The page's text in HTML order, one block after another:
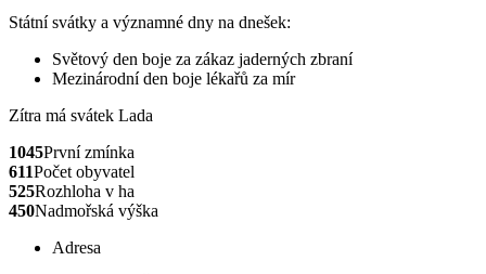
Státní svátky a významné dny na dnešek:
Světový den boje za zákaz jaderných zbraní
Mezinárodní den boje lékařů za mír
Zítra má svátek Lada
1045První zmínka
611Počet obyvatel
525Rozhloha v ha
450Nadmořská výška
Adresa